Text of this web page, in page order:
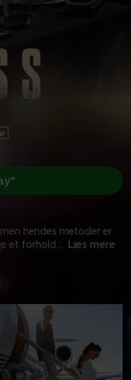
hendes metoder er
et forhold... Læs mere